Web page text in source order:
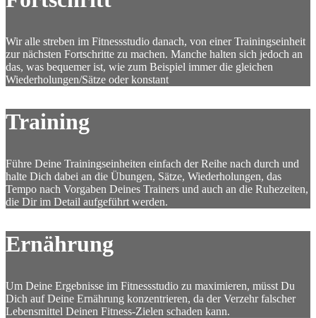
Wir alle streben im Fitnessstudio danach, von einer Trainingseinheit
zur nächsten Fortschritte zu machen. Manche halten sich jedoch an
das, was bequemer ist, wie zum Beispiel immer die gleichen
Wiederholungen/Sätze oder konstant
Training
Führe Deine Trainingseinheiten einfach der Reihe nach durch und
halte Dich dabei an die Übungen, Sätze, Wiederholungen, das
Tempo nach Vorgaben Deines Trainers und auch an die Ruhezeiten,
die Dir im Detail aufgeführt werden.
Ernährung
Um Deine Ergebnisse im Fitnessstudio zu maximieren, müsst Du
Dich auf Deine Ernährung konzentrieren, da der Verzehr falscher
Lebensmittel Deinen Fitness-Zielen schaden kann.